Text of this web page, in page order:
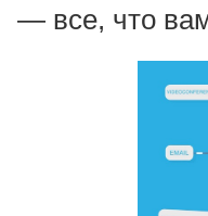
— все, что